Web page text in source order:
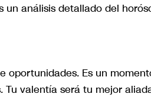
análisis detallado del
oportunidades. Es un
valentía será tu mejor